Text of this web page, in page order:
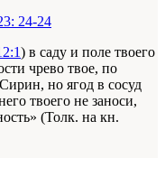
24-24
) в саду и поле твоего
чрево твое, по
но ягод в сосуд
твоего не заноси,
(Толк. на кн.